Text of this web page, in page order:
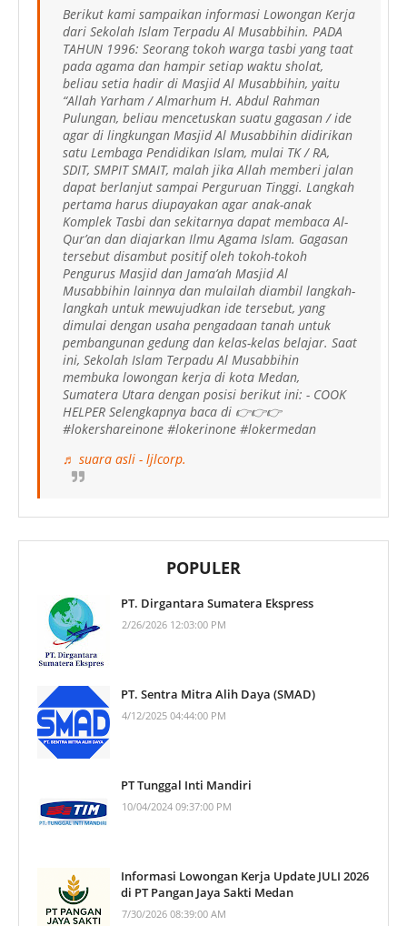
Berikut kami sampaikan informasi Lowongan Kerja
dari Sekolah Islam Terpadu Al Musabbihin. PADA
TAHUN 1996: Seorang tokoh warga tasbi yang taat
pada agama dan hampir setiap waktu sholat,
beliau setia hadir di Masjid Al Musabbihin, yaitu
“Allah Yarham / Almarhum H. Abdul Rahman
Pulungan, beliau mencetuskan suatu gagasan / ide
agar di lingkungan Masjid Al Musabbihin didirikan
satu Lembaga Pendidikan Islam, mulai TK / RA,
SDIT, SMPIT SMAIT, malah jika Allah memberi jalan
dapat berlanjut sampai Perguruan Tinggi. Langkah
pertama harus diupayakan agar anak-anak
Komplek Tasbi dan sekitarnya dapat membaca Al-
Qur’an dan diajarkan Ilmu Agama Islam. Gagasan
tersebut disambut positif oleh tokoh-tokoh
Pengurus Masjid dan Jama’ah Masjid Al
Musabbihin lainnya dan mulailah diambil langkah-
langkah untuk mewujudkan ide tersebut, yang
dimulai dengan usaha pengadaan tanah untuk
pembangunan gedung dan kelas-kelas belajar. Saat
ini, Sekolah Islam Terpadu Al Musabbihin
membuka lowongan kerja di kota Medan,
Sumatera Utara dengan posisi berikut ini: - COOK
HELPER Selengkapnya baca di 👉👉👉
#lokershareinone #lokerinone #lokermedan
♬ suara asli - ljlcorp.
POPULER
PT. Dirgantara Sumatera Ekspress
2/26/2026 12:03:00 PM
PT. Sentra Mitra Alih Daya (SMAD)
4/12/2025 04:44:00 PM
PT Tunggal Inti Mandiri
10/04/2024 09:37:00 PM
Informasi Lowongan Kerja Update JULI 2026
di PT Pangan Jaya Sakti Medan
7/30/2026 08:39:00 AM